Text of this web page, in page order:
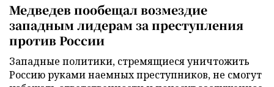
Медведев пообещал возмездие
западным лидерам за преступления
против России
Западные политики, стремящиеся уничтожить
Россию руками наемных преступников, не смогут